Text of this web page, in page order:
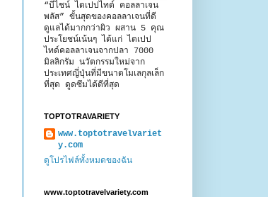
“บีไชน์ ไดเปปไทด์ คอลลาเจน
พลัส” ขั้นสุดของคอลลาเจนที่ดี
ดูแลได้มากกว่าผิว ผสาน 5 คุณ
ประโยชน์เน้นๆ ได้แก่ ไดเปป
ไทด์คอลลาเจนจากปลา 7000
มิลลิกรัม นวัตกรรมใหม่จาก
ประเทศญี่ปุ่นที่มีขนาดโมเลกุลเล็ก
ที่สุด ดูดซึมได้ดีที่สุด
TOPTOTRAVARIETY
www.toptotravelvariet
y.com
ดูโปรไฟล์ทั้งหมดของฉัน
www.toptotravelvariety.com